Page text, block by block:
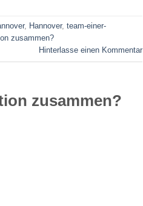
, Hannover, team-einer-
zusammen?
Hinterlasse einen Kommentar
zusammen?